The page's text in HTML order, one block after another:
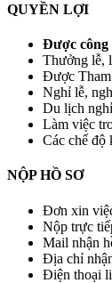
QUYỀN LỢI
Được công
Thưởng lễ,
Được
Nghỉ lễ,
Du lịch
Làm việc
Các chế độ
NỘP HỒ SƠ
Đơn xin
Nộp trực
Mail nhận
Địa chỉ
Điện thoại